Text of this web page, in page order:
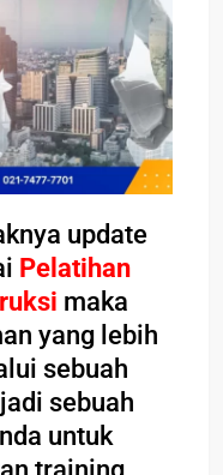
update
Pelatihan
maka
yang lebih
sebuah
sebuah
untuk